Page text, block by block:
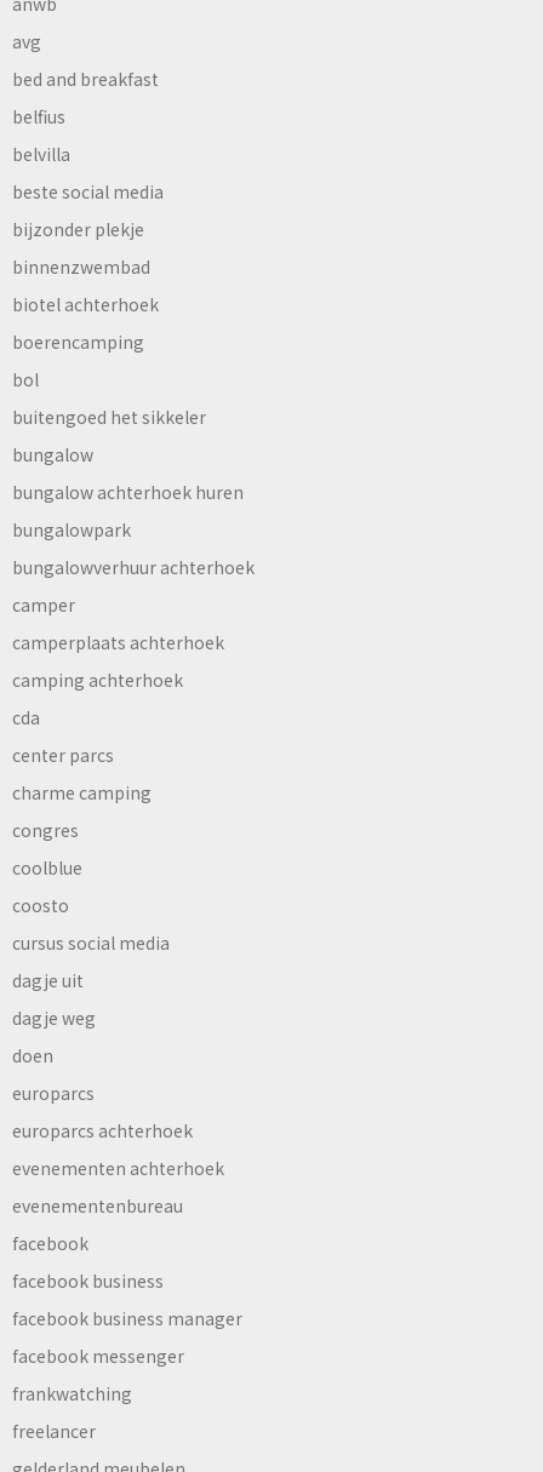
avg
bed and breakfast
belfius
belvilla
beste social media
bijzonder plekje
binnenzwembad
biotel achterhoek
boerencamping
bol
buitengoed het sikkeler
bungalow
bungalow achterhoek huren
bungalowpark
bungalowverhuur achterhoek
camper
camperplaats achterhoek
camping achterhoek
cda
center parcs
charme camping
congres
coolblue
coosto
cursus social media
dagje uit
dagje weg
doen
europarcs
europarcs achterhoek
evenementen achterhoek
evenementenbureau
facebook
facebook business
facebook business manager
facebook messenger
frankwatching
freelancer